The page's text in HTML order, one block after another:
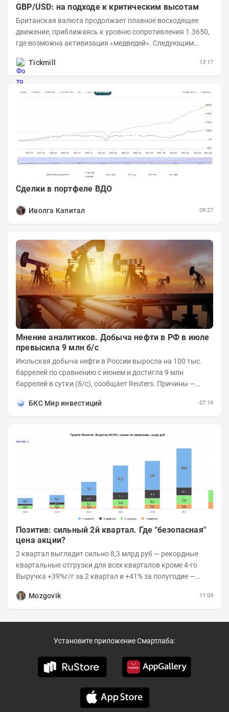
GBP/USD: на подходе к критическим высотам
Британская валюта продолжает плавное восходящее
движение, приближаясь к уровню сопротивления 1.3650,
где возможна активизация «медведей». Следующим
Tickmill
13:17
Сделки в портфеле ВДО
Иволга Капитал 09:27
Мнение аналитиков. Добыча нефти в РФ в июле
превысила 9 млн б/с
Июльская добыча нефти в России выросла на 100 тыс.
баррелей по сравнению с июнем и достигла 9 млн
баррелей в сутки (б/с), сообщает Reuters. Причины —
БКС Мир инвестиций
07:19
Позитив: сильный 2й квартал. Где "безопасная"
цена акции?
2 квартал выглядит сильно 8,3 млрд руб — рекордные
квартальные отгрузки для всех кварталов кроме 4-го
Выручка +39%г/г за 2 квартал и +41% за полугодие —
Mozgovik
11:04
Установите приложение Смартлаба: